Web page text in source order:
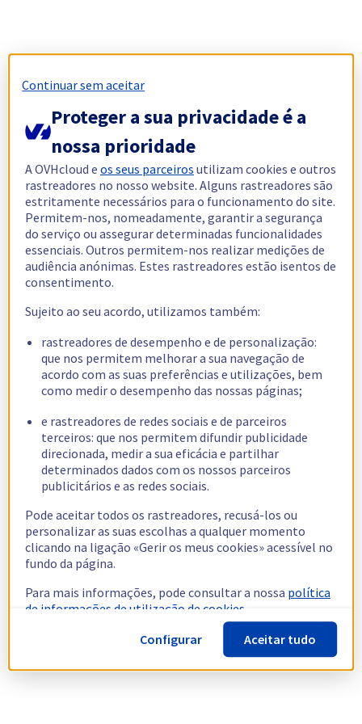
Continuar sem aceitar
Proteger a sua privacidade é a
nossa prioridade
A OVHcloud eos seus parceiros utilizam cookies e outros
rastreadores no nosso website. Alguns rastreadores são
estritamente necessários para o funcionamento do site.
Permitem-nos, nomeadamente, garantir a segurança
do serviço ou assegurar determinadas funcionalidades
essenciais. Outros permitem-nos realizar medições de
audiência anónimas. Estes rastreadores estão isentos de
consentimento.
Sujeito ao seu acordo, utilizamos também:
rastreadores de desempenho e de personalização:
que nos permitem melhorar a sua navegação de
acordo com as suas preferências e utilizações, bem
como medir o desempenho das nossas páginas;
e rastreadores de redes sociais e de parceiros
terceiros: que nos permitem difundir publicidade
direcionada, medir a sua eficácia e partilhar
determinados dados com os nossos parceiros
publicitários e as redes sociais.
Pode aceitar todos os rastreadores, recusá-los ou
personalizar as suas escolhas a qualquer momento
clicando na ligação «Gerir os meus cookies» acessível no
fundo da página.
Para mais informações, pode consultar a nossa política
de informações de utilização de cookies.
Configurar
Aceitar tudo